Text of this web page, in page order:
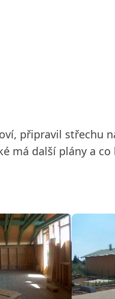
připravil střechu
má další plány a